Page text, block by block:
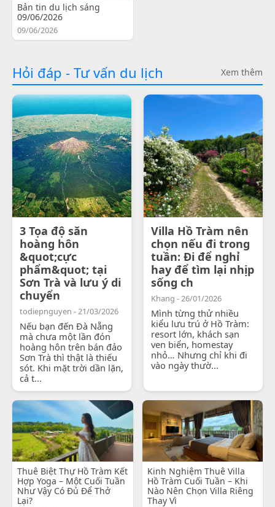
Bản tin du lịch sáng
09/06/2026
09/06/2026
Hỏi đáp - Tư vấn du lịch Xem thêm
3 Tọa độ săn
hoàng hôn
&quot;cực
phẩm&quot; tại
Sơn Trà và lưu ý di
chuyển
todiepnguyen - 21/03/2026
Nếu bạn đến Đà Nẵng
mà chưa một lần đón
hoàng hôn trên bán đảo
Sơn Trà thì thật là thiếu
sót. Khi mặt trời dần lặn,
cả t...
Villa Hồ Tràm nên
chọn nếu đi trong
tuần: Đi để nghỉ
hay để tìm lại nhịp
sống ch
Khang - 26/01/2026
Mình từng thử nhiều
kiểu lưu trú ở Hồ Tràm:
resort lớn, khách sạn
ven biển, homestay
nhỏ… Nhưng chỉ khi đi
vào ngày thườ...
Thuê Biệt Thự Hồ Tràm Kết
Hợp Yoga – Một Cuối Tuần
Như Vậy Có Đủ Để Thở
Lại?
Kinh Nghiệm Thuê Villa
Hồ Tràm Cuối Tuần – Khi
Nào Nên Chọn Villa Riêng
Thay Vì